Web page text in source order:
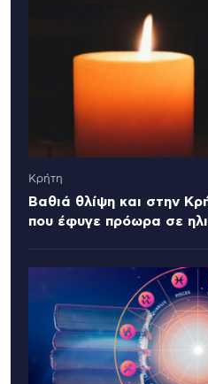
Κρήτη
Βαθιά θλίψη και στην
που έφυγε πρόωρα σε